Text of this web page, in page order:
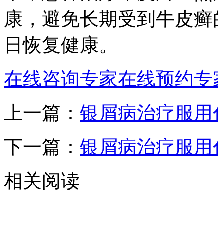
康，避免长期受到牛皮
日恢复健康。
在线咨询专家在线预约专
上一篇： 银屑病治疗服
下一篇： 银屑病治疗服
相关阅读